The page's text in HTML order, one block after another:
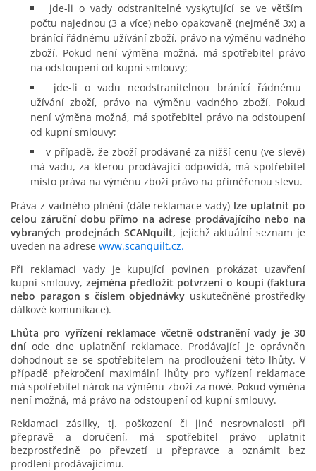
jde-li o vady odstranitelné vyskytující se ve větším
počtu najednou (3 a více) nebo opakovaně (nejméně 3x) a
bránící řádnému užívání zboží, právo na výměnu vadného
zboží. Pokud není výměna možná, má spotřebitel právo
na odstoupení od kupní smlouvy;
jde-li o vadu neodstranitelnou bránící řádnému
užívání zboží, právo na výměnu vadného zboží. Pokud
není výměna možná, má spotřebitel právo na odstoupení
od kupní smlouvy;
v případě, že zboží prodávané za nižší cenu (ve slevě)
má vadu, za kterou prodávající odpovídá, má spotřebitel
místo práva na výměnu zboží právo na přiměřenou slevu.
Práva z vadného plnění (dále reklamace vady) lze uplatnit po
celou záruční dobu přímo na adrese prodávajícího nebo na
vybraných prodejnách SCANquilt, jejichž aktuální seznam je
uveden na adrese www.scanquilt.cz.
Při reklamaci vady je kupující povinen prokázat uzavření
kupní smlouvy, zejména předložit potvrzení o koupi (faktura
nebo paragon s číslem objednávky uskutečněné prostředky
dálkové komunikace).
Lhůta pro vyřízení reklamace včetně odstranění vady je 30
dníode dne uplatnění reklamace. Prodávající je oprávněn
dohodnout se se spotřebitelem na prodloužení této lhůty. V
případě překročení maximální lhůty pro vyřízení reklamace
má spotřebitel nárok na výměnu zboží za nové. Pokud výměna
není možná, má právo na odstoupení od kupní smlouvy.
Reklamaci zásilky, tj. poškození či jiné nesrovnalosti při
přepravě a doručení, má spotřebitel právo uplatnit
bezprostředně po převzetí u přepravce a oznámit bez
prodlení prodávajícímu.